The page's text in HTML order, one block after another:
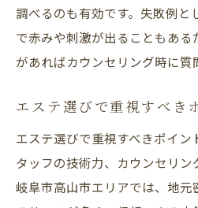
調べるのも有効です。失敗例と
で赤みや刺激が出ることもあ
があればカウンセリング時に質
エステ選びで重視すべき
エステ選びで重視すべきポイン
タッフの技術力、カウンセリン
岐阜市高山市エリアでは、地